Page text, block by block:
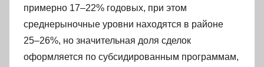
примерно 17–22% годовых, при этом
среднерыночные уровни находятся в районе
25–26%, но значительная доля сделок
оформляется по субсидированным программам,